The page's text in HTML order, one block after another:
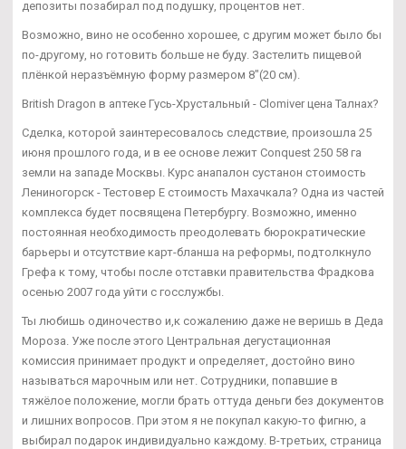
депозиты позабирал под подушку, процентов нет.
Возможно, вино не особенно хорошее, с другим может было бы
по-другому, но готовить больше не буду. Застелить пищевой
плёнкой неразъёмную форму размером 8"(20 см).
British Dragon в аптеке Гусь-Хрустальный - Clomiver цена Талнах?
Сделка, которой заинтересовалось следствие, произошла 25
июня прошлого года, и в ее основе лежит Conquest 250 58 га
земли на западе Москвы. Курс анапалон сустанон стоимость
Лениногорск - Тестовер Е стоимость Махачкала? Одна из частей
комплекса будет посвящена Петербургу. Возможно, именно
постоянная необходимость преодолевать бюрократические
барьеры и отсутствие карт-бланша на реформы, подтолкнуло
Грефа к тому, чтобы после отставки правительства Фрадкова
осенью 2007 года уйти с госслужбы.
Ты любишь одиночество и,к сожалению даже не веришь в Деда
Мороза. Уже после этого Центральная дегустационная
комиссия принимает продукт и определяет, достойно вино
называться марочным или нет. Сотрудники, попавшие в
тяжёлое положение, могли брать оттуда деньги без документов
и лишних вопросов. При этом я не покупал какую-то фигню, а
выбирал подарок индивидуально каждому. В-третьих, страница